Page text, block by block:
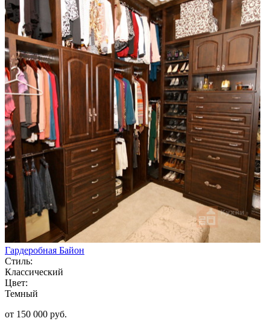
Гардеробная Байон
Стиль:
Классический
Цвет:
Темный
от 150 000 руб.